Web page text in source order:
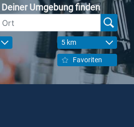
Umgebung finden
5 km
Favoriten